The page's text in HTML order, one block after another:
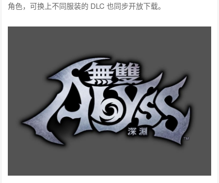
角色，可换上不同服装的 DLC 也同步开放下载。